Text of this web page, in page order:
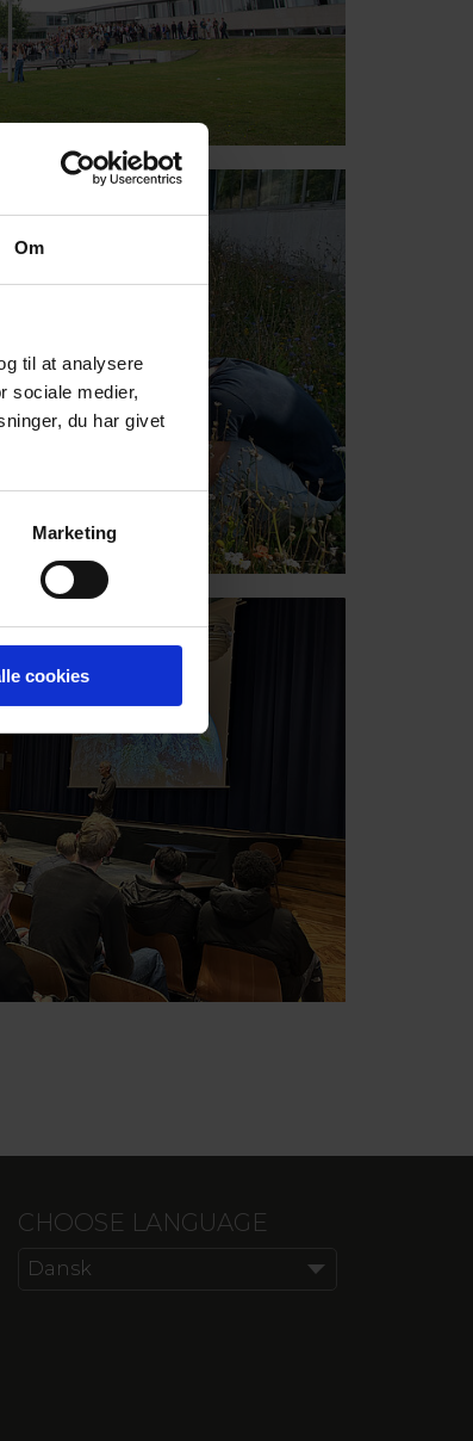
Om
til at analysere
sociale medier,
du har givet
Marketing
cookies
CHOOSE LANGUAGE
Dansk